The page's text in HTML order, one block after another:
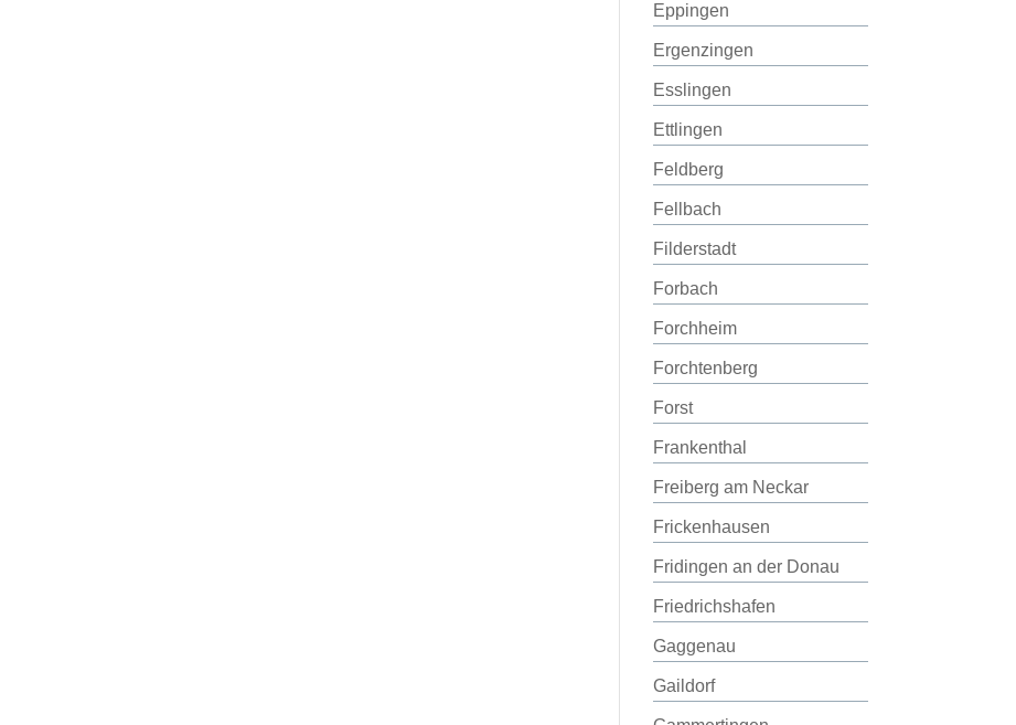
Eppingen
Ergenzingen
Esslingen
Ettlingen
Feldberg
Fellbach
Filderstadt
Forbach
Forchheim
Forchtenberg
Forst
Frankenthal
Freiberg am Neckar
Frickenhausen
Fridingen an der Donau
Friedrichshafen
Gaggenau
Gaildorf